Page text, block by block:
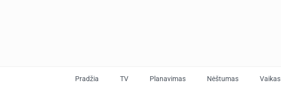
Pradžia TV Planavimas Nėštumas Vaikas